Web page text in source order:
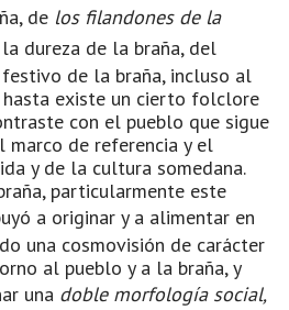
de los filandones de la
dureza de la braña, del
de la braña, incluso al
hasta existe un cierto folclore
con el pueblo que sigue
marco de referencia y el
y de la cultura somedana.
particularmente este
a originar y a alimentar en
una cosmovisión de carácter
al pueblo y a la braña, y
una doble morfología social,